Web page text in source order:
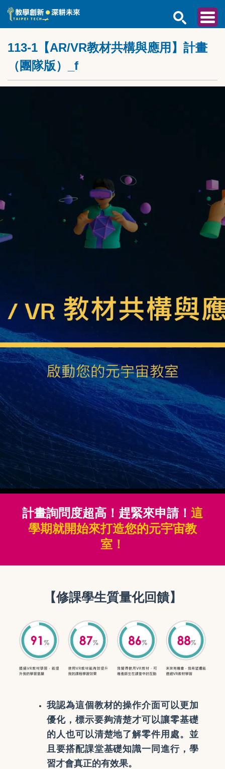
跳
到
主
內
113-1【AR/VR教材共構與應用】計畫
（團隊版）_f
計畫詢問度超高！趕緊來申請！ 這
學期就開始來打造您的元宇宙教
室！
【修課學生質量化回饋】
我認為這個教材的操作介面可以更加
優化，標示要夠清楚才可以讓零基礎
的人也可以清楚地了解零件用處。並
且要搭配課堂基礎知識一同進行，學
習才會真正的有效果。